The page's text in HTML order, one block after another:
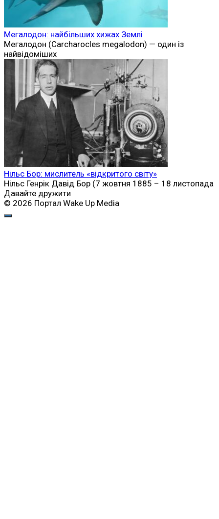
Мегалодон: найбільших хижах Землі
Мегалодон (Carcharocles megalodon) — один із
найвідоміших
Нільс Бор: мислитель «відкритого світу»
Нільс Генрік Давід Бор (7 жовтня 1885 – 18 листопада
Давайте дружити
© 2026 Портал Wake Up Media